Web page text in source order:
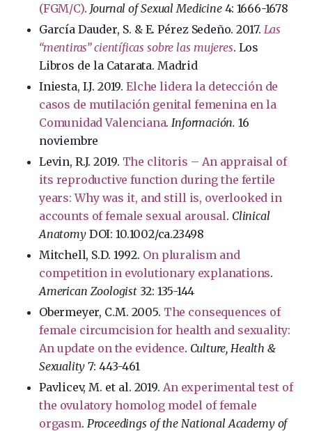
(FGM/C). Journal of Sexual Medicine4: 1666-1678
García Dauder, S. & E. Pérez Sedeño. 2017. Las
“mentiras” científicas sobre las mujeres. Los
Libros de la Catarata. Madrid
Iniesta, I.J. 2019.Elche lidera la detección de
casos de mutilación genital femenina en la
Comunidad Valenciana. Información. 16
noviembre
Levin, R.J. 2019. The clitoris – An appraisal of
its reproductive function during the fertile
years: Why was it, and still is, overlooked in
accounts of female sexual arousal. Clinical
AnatomyDOI: 10.1002/ca.23498
Mitchell, S.D. 1992. On pluralism and
competition in evolutionary explanations.
American Zoologist32: 135-144
Obermeyer, C.M. 2005. The consequences of
female circumcision for health and sexuality:
An update on the evidence. Culture, Health &
Sexuality 7: 443-461
Pavlicev, M. et al. 2019. An experimental test of
the ovulatory homolog model of female
orgasm. Proceedings of the National Academy of